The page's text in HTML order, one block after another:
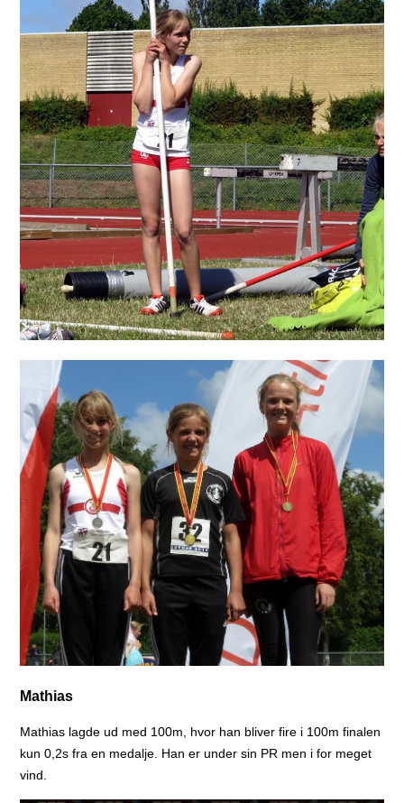
Mathias
Mathias lagde ud med 100m, hvor han bliver fire i 100m finalen
kun 0,2s fra en medalje. Han er under sin PR men i for meget
vind.